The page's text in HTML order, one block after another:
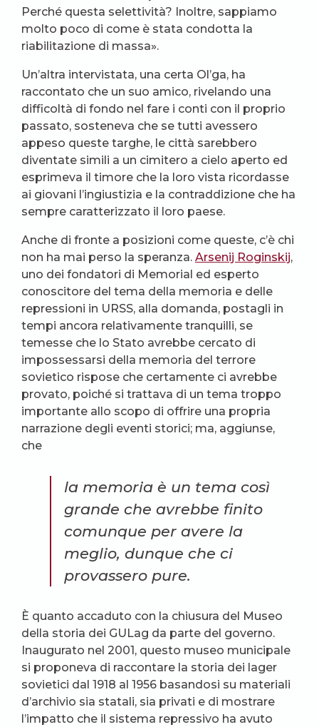
Perché questa selettività? Inoltre, sappiamo
molto poco di come è stata condotta la
riabilitazione di massa».
Un’altra intervistata, una certa Ol’ga, ha
raccontato che un suo amico, rivelando una
difficoltà di fondo nel fare i conti con il proprio
passato, sosteneva che se tutti avessero
appeso queste targhe, le città sarebbero
diventate simili a un cimitero a cielo aperto ed
esprimeva il timore che la loro vista ricordasse
ai giovani l’ingiustizia e la contraddizione che ha
sempre caratterizzato il loro paese.
Anche di fronte a posizioni come queste, c’è chi
non ha mai perso la speranza. Arsenij Roginskij,
uno dei fondatori di Memorial ed esperto
conoscitore del tema della memoria e delle
repressioni in URSS, alla domanda, postagli in
tempi ancora relativamente tranquilli, se
temesse che lo Stato avrebbe cercato di
impossessarsi della memoria del terrore
sovietico rispose che certamente ci avrebbe
provato, poiché si trattava di un tema troppo
importante allo scopo di offrire una propria
narrazione degli eventi storici; ma, aggiunse,
che
la memoria è un tema così
grande che avrebbe finito
comunque per avere la
meglio, dunque che ci
provassero pure.
È quanto accaduto con la chiusura del Museo
della storia dei GULag da parte del governo.
Inaugurato nel 2001, questo museo municipale
si proponeva di raccontare la storia dei lager
sovietici dal 1918 al 1956 basandosi su materiali
d’archivio sia statali, sia privati e di mostrare
l’impatto che il sistema repressivo ha avuto